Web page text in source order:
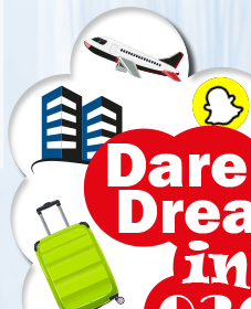
naar
paginainhoud